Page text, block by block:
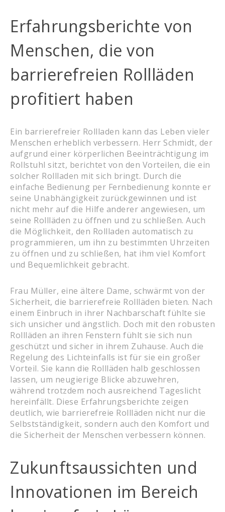
Erfahrungsberichte von
Menschen, die von
barrierefreien Rollläden
profitiert haben
Ein barrierefreier Rollladen kann das Leben vieler
Menschen erheblich verbessern. Herr Schmidt, der
aufgrund einer körperlichen Beeinträchtigung im
Rollstuhl sitzt, berichtet von den Vorteilen, die ein
solcher Rollladen mit sich bringt. Durch die
einfache Bedienung per Fernbedienung konnte er
seine Unabhängigkeit zurückgewinnen und ist
nicht mehr auf die Hilfe anderer angewiesen, um
seine Rollläden zu öffnen und zu schließen. Auch
die Möglichkeit, den Rollladen automatisch zu
programmieren, um ihn zu bestimmten Uhrzeiten
zu öffnen und zu schließen, hat ihm viel Komfort
und Bequemlichkeit gebracht.
Frau Müller, eine ältere Dame, schwärmt von der
Sicherheit, die barrierefreie Rollläden bieten. Nach
einem Einbruch in ihrer Nachbarschaft fühlte sie
sich unsicher und ängstlich. Doch mit den robusten
Rollläden an ihren Fenstern fühlt sie sich nun
geschützt und sicher in ihrem Zuhause. Auch die
Regelung des Lichteinfalls ist für sie ein großer
Vorteil. Sie kann die Rollläden halb geschlossen
lassen, um neugierige Blicke abzuwehren,
während trotzdem noch ausreichend Tageslicht
hereinfällt. Diese Erfahrungsberichte zeigen
deutlich, wie barrierefreie Rollläden nicht nur die
Selbstständigkeit, sondern auch den Komfort und
die Sicherheit der Menschen verbessern können.
Zukunftsaussichten und
Innovationen im Bereich